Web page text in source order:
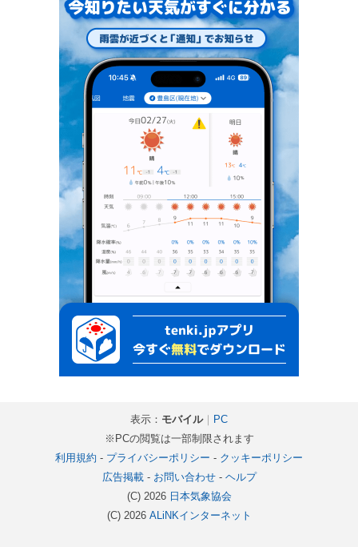
表示： モバイル｜ PC
※PCの閲覧は一部制限されます
利用規約 - プライバシーポリシー - クッキーポリシー
広告掲載- お問い合わせ- ヘルプ
(C) 2026 日本気象協会
(C) 2026 ALiNKインターネット